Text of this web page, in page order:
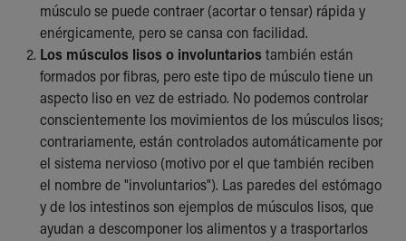
músculo se puede contraer (acortar o tensar) rápida y
enérgicamente, pero se cansa con facilidad.
Los músculos lisos o involuntarios también están
formados por fibras, pero este tipo de músculo tiene un
aspecto liso en vez de estriado. No podemos controlar
conscientemente los movimientos de los músculos lisos;
contrariamente, están controlados automáticamente por
el sistema nervioso (motivo por el que también reciben
el nombre de "involuntarios"). Las paredes del estómago
y de los intestinos son ejemplos de músculos lisos, que
ayudan a descomponer los alimentos y a trasportarlos